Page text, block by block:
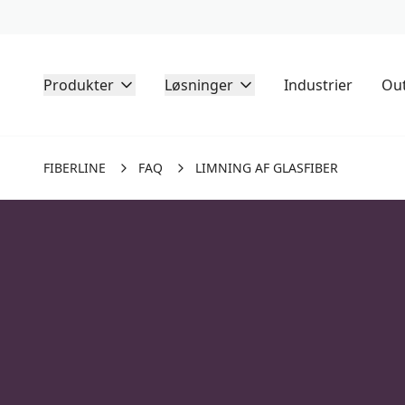
Produkter Løsninger Industrier
FIBERLINE FAQ LIMNING AF GLASFIBER